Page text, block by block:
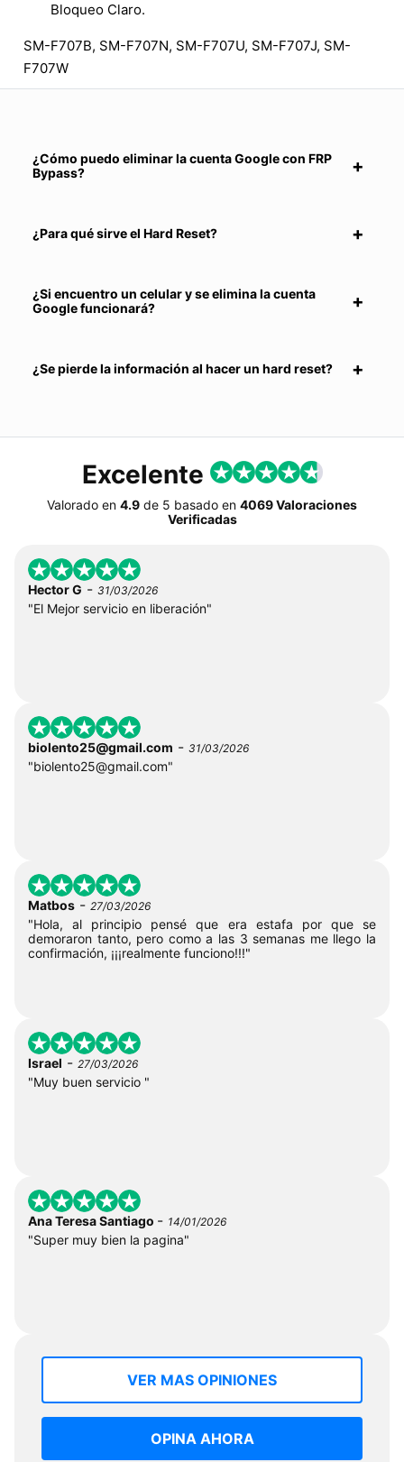
Bloqueo Claro.
SM-F707B, SM-F707N, SM-F707U, SM-F707J, SM-
F707W
¿Cómo puedo eliminar la cuenta Google con FRP
Bypass?
¿Para qué sirve el Hard Reset?
¿Si encuentro un celular y se elimina la cuenta
Google funcionará?
¿Se pierde la información al hacer un hard reset?
Excelente
Valorado en 4.9 de 5 basado en 4069 Valoraciones
Verificadas
Hector G - 31/03/2026
"El Mejor servicio en liberación"
biolento25@gmail.com - 31/03/2026
"biolento25@gmail.com"
Matbos - 27/03/2026
"Hola, al principio pensé que era estafa por que se
demoraron tanto, pero como a las 3 semanas me llego la
confirmación, ¡¡¡realmente funciono!!!"
Israel - 27/03/2026
"Muy buen servicio "
Ana Teresa Santiago - 14/01/2026
"Super muy bien la pagina"
VER MAS OPINIONES
OPINA AHORA